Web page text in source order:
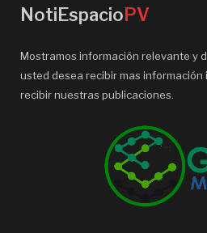
NotiEspacio PV
Mostramos información relevante y
usted desea recibir mas
recibir nuestras publicaciones.